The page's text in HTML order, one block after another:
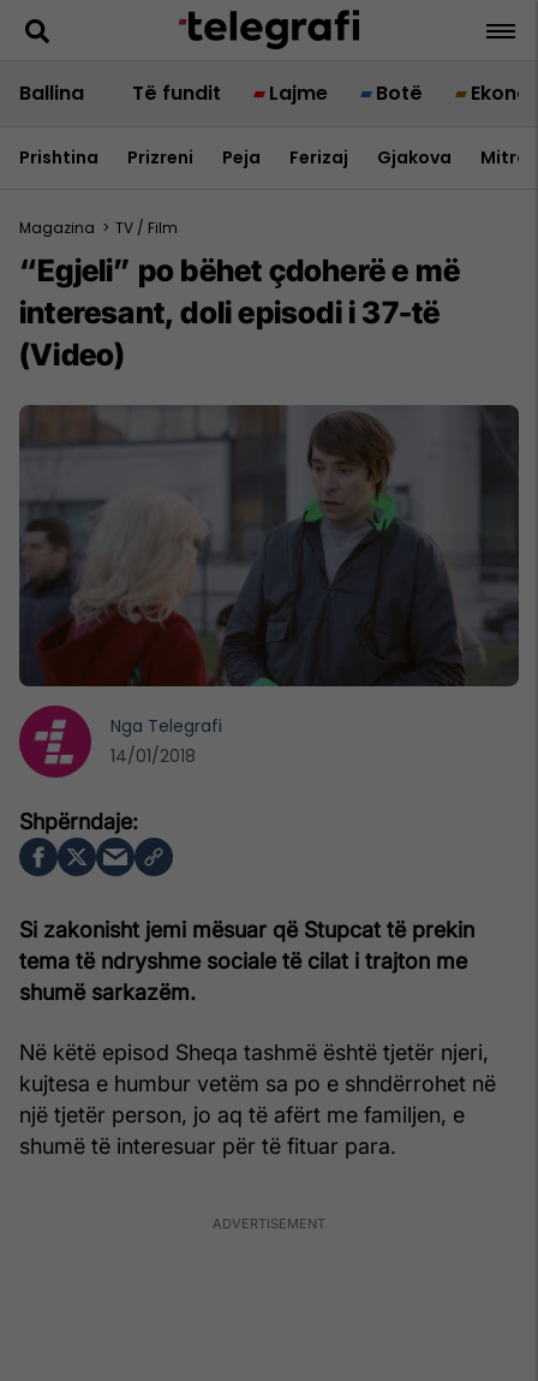
Ballina Të fundit Lajme Botë
Prishtina Prizreni Peja Ferizaj Gjakova
Magazina > TV / Film
“Egjeli” po bëhet çdoherë e më
interesant, doli episodi i 37-të
(Video)
Si zakonisht jemi mësuar që Stupcat të prekin
tema të ndryshme sociale të cilat i trajton me
shumë sarkazëm.
Në këtë episod Sheqa tashmë është tjetër njeri,
kujtesa e humbur vetëm sa po e shndërrohet në
një tjetër person, jo aq të afërt me familjen, e
shumë të interesuar për të fituar para.
Nga Telegrafi
14/01/2018